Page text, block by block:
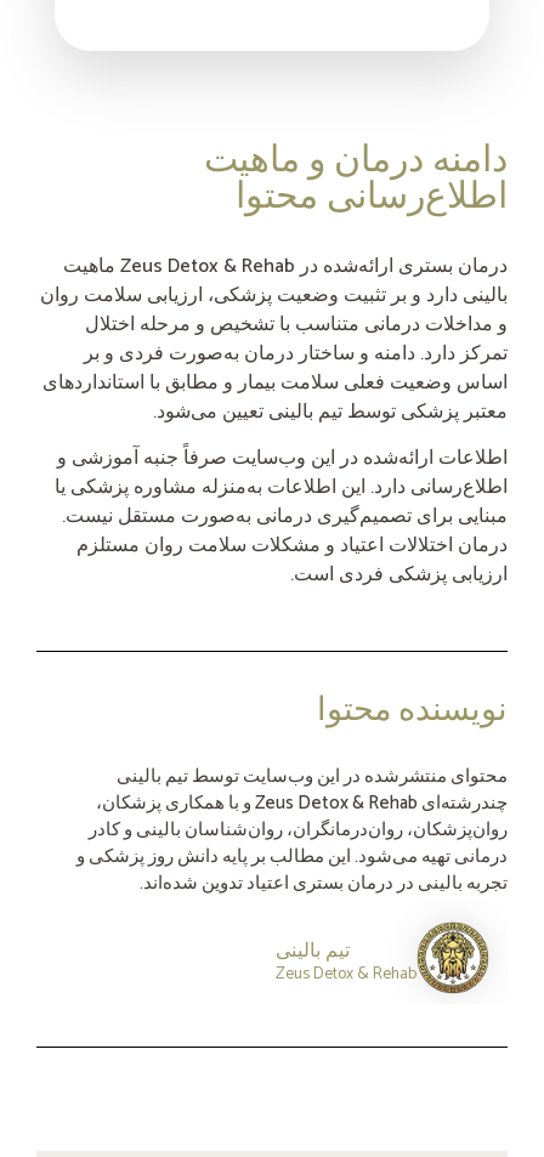
دامنه درمان و ماهیت
اطلاع‌رسانی محتوا
درمان بستری ارائه‌شده در Zeus Detox & Rehab ماهیت
بالینی دارد و بر تثبیت وضعیت پزشکی، ارزیابی سلامت روان
و مداخلات درمانی متناسب با تشخیص و مرحله اختلال
تمرکز دارد. دامنه و ساختار درمان به‌صورت فردی و بر
اساس وضعیت فعلی سلامت بیمار و مطابق با استانداردهای
معتبر پزشکی توسط تیم بالینی تعیین می‌شود.
اطلاعات ارائه‌شده در این وب‌سایت صرفاً جنبه آموزشی و
اطلاع‌رسانی دارد. این اطلاعات به‌منزله مشاوره پزشکی یا
مبنایی برای تصمیم‌گیری درمانی به‌صورت مستقل نیست.
درمان اختلالات اعتیاد و مشکلات سلامت روان مستلزم
ارزیابی پزشکی فردی است.
نویسنده محتوا
محتوای منتشرشده در این وب‌سایت توسط تیم بالینی
چندرشته‌ای Zeus Detox & Rehab و با همکاری پزشکان،
روان‌پزشکان، روان‌درمانگران، روان‌شناسان بالینی و کادر
درمانی تهیه می‌شود. این مطالب بر پایه دانش روز پزشکی و
تجربه بالینی در درمان بستری اعتیاد تدوین شده‌اند.
تیم بالینی
Zeus Detox & Rehab